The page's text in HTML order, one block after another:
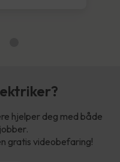
hjelper deg med både
gratis videobefaring!